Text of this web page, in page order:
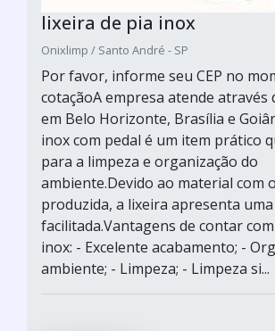
lixeira de pia inox
Onixlimp / Santo André - SP
Por favor, informe seu CEP no
cotaçãoA empresa atende através
em Belo Horizonte, Brasília e
inox com pedal é um item prático
para a limpeza e organização do
ambiente.Devido ao material com
produzida, a lixeira apresenta
facilitada.Vantagens de contar
inox: - Excelente acabamento; -
ambiente; - Limpeza; - Limpeza si...